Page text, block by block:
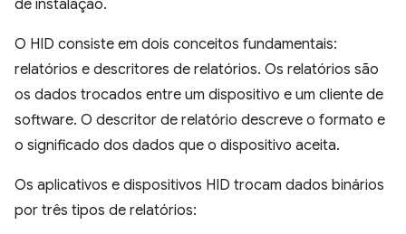
de instalação.
O HID consiste em dois conceitos fundamentais:
relatórios e descritores de relatórios. Os relatórios são
os dados trocados entre um dispositivo e um cliente de
software. O descritor de relatório descreve o formato e
o significado dos dados que o dispositivo aceita.
Os aplicativos e dispositivos HID trocam dados binários
por três tipos de relatórios: